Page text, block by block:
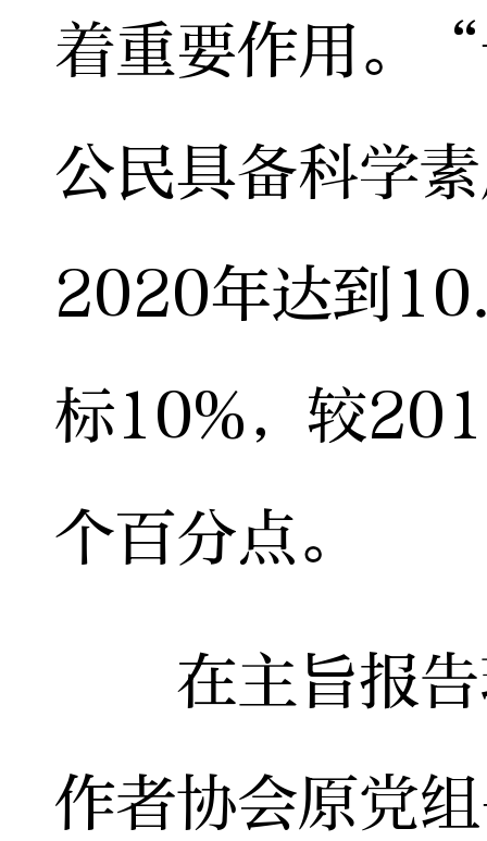
着重要作用。
公民具备科学
2020年达到
标10%，较
个百分点。
在主旨报告
作者协会原党